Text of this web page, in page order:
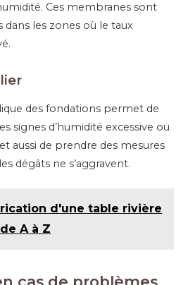
Ces membranes sont
les zones où le taux
des fondations permet de
signes d’humidité excessive ou
aussi de prendre des mesures
dégâts ne s’aggravent.
d'une table rivière
A à Z